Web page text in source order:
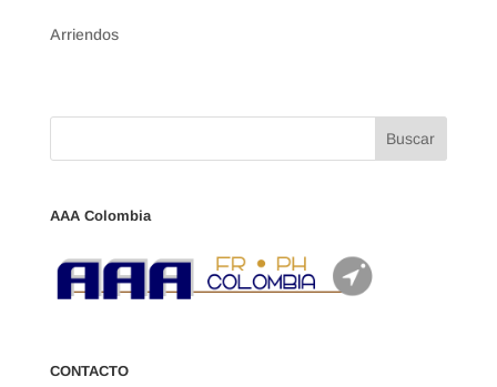
Arriendos
AAA Colombia
CONTACTO